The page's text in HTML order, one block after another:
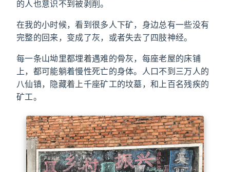
的人也意识不到被剥削。
在我的小时候，看到很多人下矿，身边总有一些没有
完整的回来，变成了灰，或者失去了四肢神经。
每一条山坳里都埋着遇难的骨灰，每座老屋的床铺
上，都可能躺着慢性死亡的身体。人口不到三万人的
八仙镇，隐藏着上千座矿工的坟墓，和上百名残疾的
矿工。